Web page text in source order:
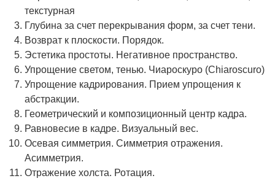
текстурная
Глубина за счет перекрывания форм, за счет тени.
Возврат к плоскости. Порядок.
Эстетика простоты. Негативное пространство.
Упрощение светом, тенью. Чиароскуро (Chiaroscuro)
Упрощение кадрирования. Прием упрощения к
абстракции.
Геометрический и композиционный центр кадра.
Равновесие в кадре. Визуальный вес.
Осевая симметрия. Симметрия отражения.
Асимметрия.
Отражение холста. Ротация.